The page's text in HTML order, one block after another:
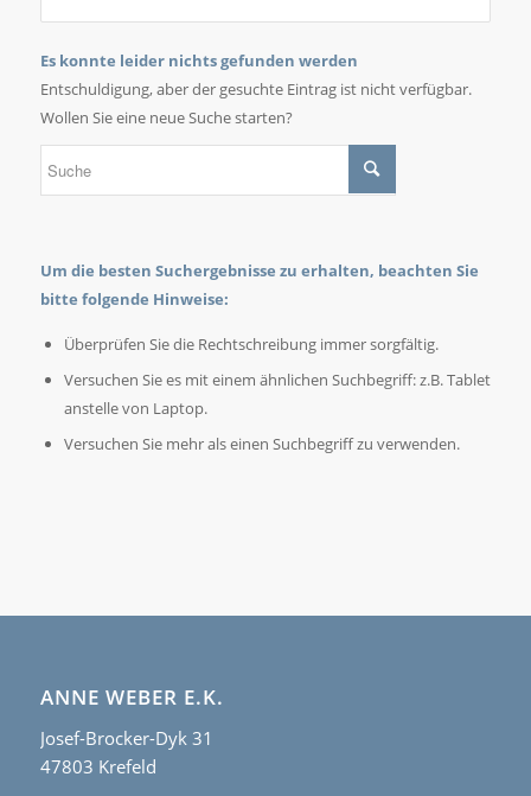
Es konnte leider nichts gefunden werden
Entschuldigung, aber der gesuchte Eintrag ist nicht verfügbar.
Wollen Sie eine neue Suche starten?
Um die besten Suchergebnisse zu erhalten, beachten Sie
bitte folgende Hinweise:
Überprüfen Sie die Rechtschreibung immer sorgfältig.
Versuchen Sie es mit einem ähnlichen Suchbegriff: z.B. Tablet
anstelle von Laptop.
Versuchen Sie mehr als einen Suchbegriff zu verwenden.
ANNE WEBER E.K.
Josef-Brocker-Dyk 31
47803 Krefeld